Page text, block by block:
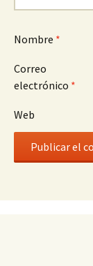
Nombre *
Correo
electrónico *
Web